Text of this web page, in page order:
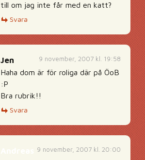
till om jag inte får med en katt?
Svara
9 november, 2007 kl. 19:58
Jen
Haha dom är för roliga där på ÖoB
:P
Bra rubrik!!
Svara
9 november, 2007 kl. 20:00